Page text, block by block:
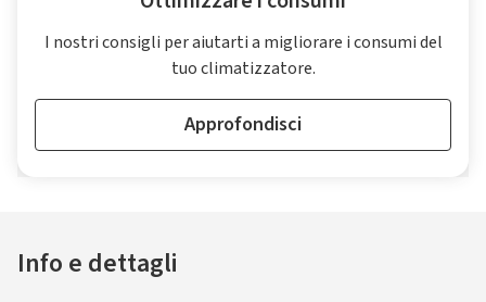
I nostri consigli per aiutarti a migliorare i consumi del
tuo climatizzatore.
Approfondisci
Info e dettagli